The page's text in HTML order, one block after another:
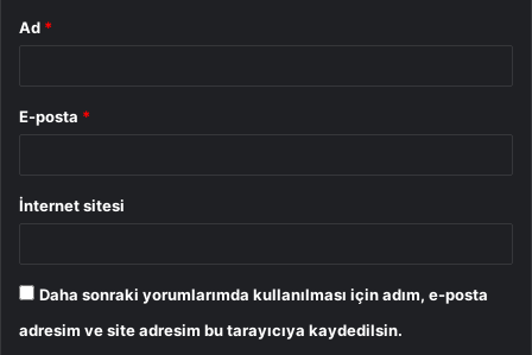
Ad *
E-posta *
İnternet sitesi
Daha sonraki yorumlarımda kullanılması için adım, e-posta
adresim ve site adresim bu tarayıcıya kaydedilsin.